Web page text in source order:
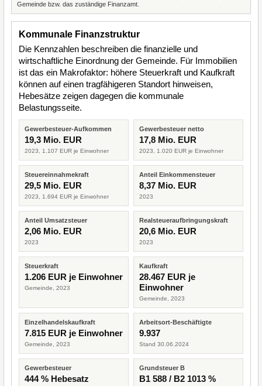
Gemeinde bzw. das zuständige Finanzamt.
Kommunale Finanzstruktur
Die Kennzahlen beschreiben die finanzielle und
wirtschaftliche Einordnung der Gemeinde. Für Immobilien
ist das ein Makrofaktor: höhere Steuerkraft und Kaufkraft
können auf einen tragfähigeren Standort hinweisen,
Hebesätze zeigen dagegen die kommunale
Belastungsseite.
Gewerbesteuer-Aufkommen
19,3 Mio. EUR
2023, 1.107 EUR je Einwohner
Gewerbesteuer netto
17,8 Mio. EUR
2023, 1.020 EUR je Einwohner
Steuereinnahmekraft
29,5 Mio. EUR
2023, 1.694 EUR je Einwohner
Anteil Einkommensteuer
8,37 Mio. EUR
2023
Anteil Umsatzsteuer
2,06 Mio. EUR
2023
Realsteueraufbringungskraft
20,6 Mio. EUR
2023
Steuerkraft
1.206 EUR je Einwohner
Gemeinde, 2023
Kaufkraft
28.467 EUR je
Einwohner
Gemeinde, 2023
Einzelhandelskaufkraft
7.815 EUR je Einwohner
Gemeinde, 2023
Arbeitsort-Beschäftigte
9.937
Stand 30.06.2024
Gewerbesteuer
444 % Hebesatz
Grundsteuer B
B1 588 / B2 1013 %